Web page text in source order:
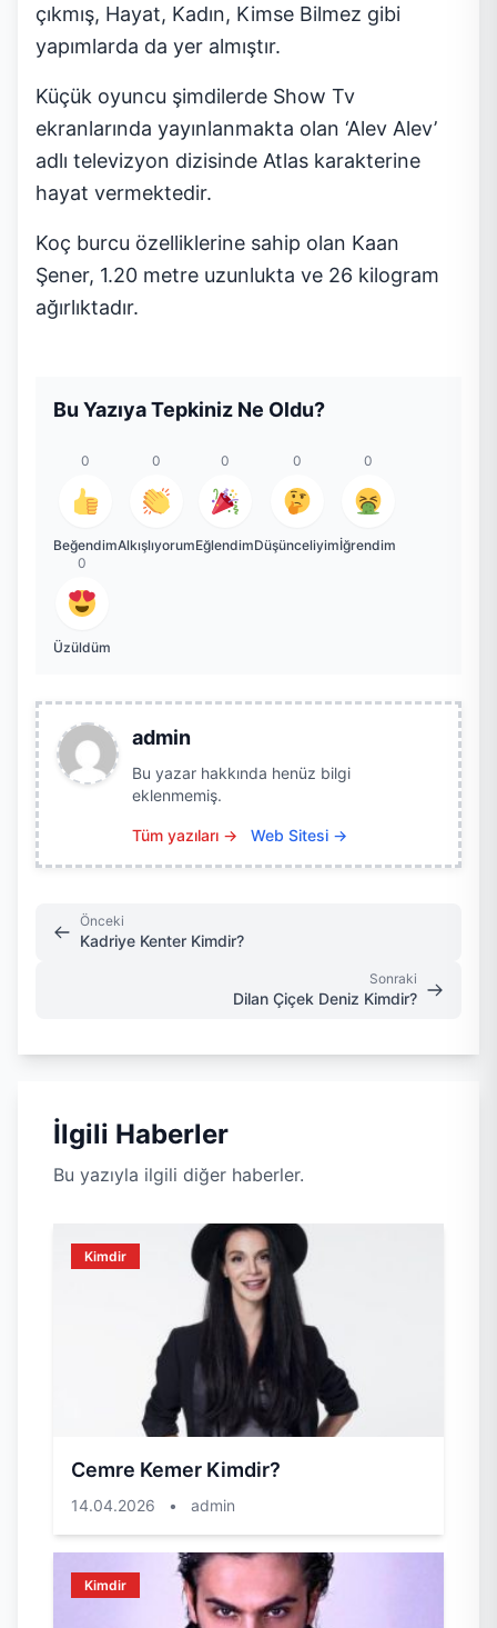
çıkmış, Hayat, Kadın, Kimse Bilmez gibi
yapımlarda da yer almıştır.
Küçük oyuncu şimdilerde Show Tv
ekranlarında yayınlanmakta olan ‘Alev Alev’
adlı televizyon dizisinde Atlas karakterine
hayat vermektedir.
Koç burcu özelliklerine sahip olan Kaan
Şener, 1.20 metre uzunlukta ve 26 kilogram
ağırlıktadır.
Bu Yazıya Tepkiniz Ne Oldu?
0
Beğendim
0
Alkışlıyorum
0
Eğlendim
0
Düşünceliyim
0
İğrendim
0
Üzüldüm
admin
Bu yazar hakkında henüz bilgi
eklenmemiş.
Tüm yazıları → Web Sitesi →
Önceki
Kadriye Kenter Kimdir?
Sonraki
Dilan Çiçek Deniz Kimdir?
İlgili Haberler
Bu yazıyla ilgili diğer haberler.
Kimdir
Cemre Kemer Kimdir?
14.04.2026 • admin
Kimdir